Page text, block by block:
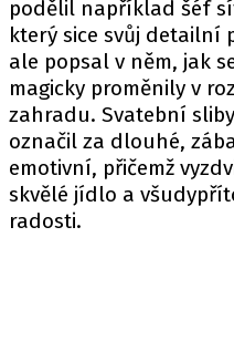
podělil například šéf
který sice svůj detailní
ale popsal v něm, jak
magicky proměnily v
zahradu. Svatební
označil za dlouhé,
emotivní, přičemž
skvělé jídlo a
radosti.